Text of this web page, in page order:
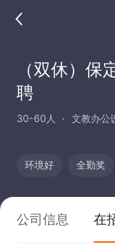
（双休）保
聘
30-60人 文教办公
环境好 全勤奖
公司信息 在